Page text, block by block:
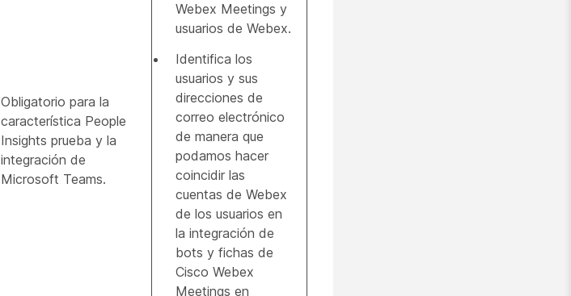
Obligatorio para la
característica People
Insights prueba y la
integración de
Microsoft Teams.
Webex Meetings y
usuarios de Webex.
Identifica los
usuarios y sus
direcciones de
correo electrónico
de manera que
podamos hacer
coincidir las
cuentas de Webex
de los usuarios en
la integración de
bots y fichas de
Cisco Webex
Meetings en